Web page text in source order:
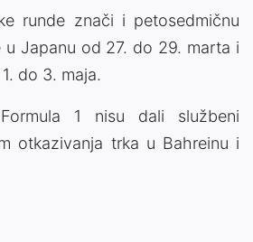
runde znači i petosedmičnu
u Japanu od 27. do 29. marta i
1. do 3. maja.
Formula 1 nisu dali službeni
otkazivanja trka u Bahreinu i